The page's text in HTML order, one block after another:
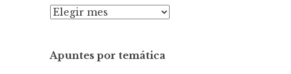
A
n
Apuntes por temática